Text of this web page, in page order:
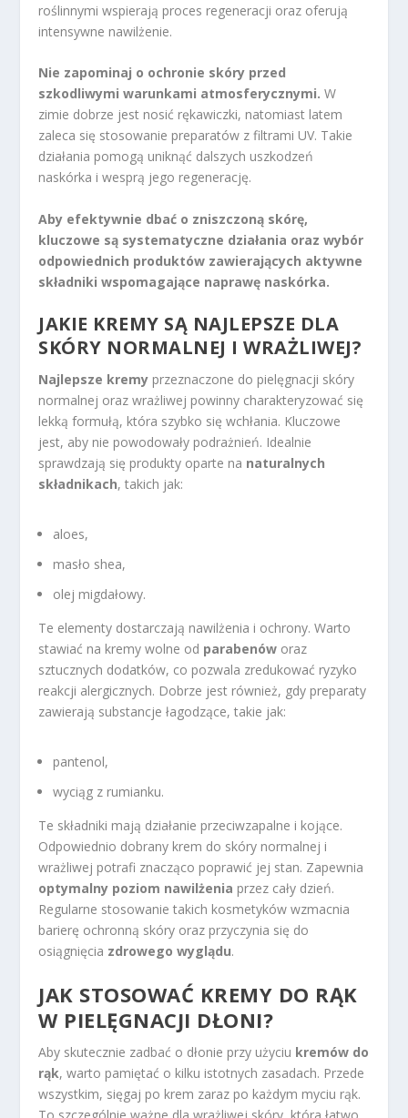
roślinnymi wspierają proces regeneracji oraz oferują
intensywne nawilżenie.
Nie zapominaj o ochronie skóry przed
szkodliwymi warunkami atmosferycznymi. W
zimie dobrze jest nosić rękawiczki, natomiast latem
zaleca się stosowanie preparatów z filtrami UV. Takie
działania pomogą uniknąć dalszych uszkodzeń
naskórka i wesprą jego regenerację.
Aby efektywnie dbać o zniszczoną skórę,
kluczowe są systematyczne działania oraz wybór
odpowiednich produktów zawierających aktywne
składniki wspomagające naprawę naskórka.
JAKIE KREMY SĄ NAJLEPSZE DLA
SKÓRY NORMALNEJ I WRAŻLIWEJ?
Najlepsze kremy przeznaczone do pielęgnacji skóry
normalnej oraz wrażliwej powinny charakteryzować się
lekką formułą, która szybko się wchłania. Kluczowe
jest, aby nie powodowały podrażnień. Idealnie
sprawdzają się produkty oparte na naturalnych
składnikach, takich jak:
aloes,
masło shea,
olej migdałowy.
Te elementy dostarczają nawilżenia i ochrony. Warto
stawiać na kremy wolne od parabenów oraz
sztucznych dodatków, co pozwala zredukować ryzyko
reakcji alergicznych. Dobrze jest również, gdy preparaty
zawierają substancje łagodzące, takie jak:
pantenol,
wyciąg z rumianku.
Te składniki mają działanie przeciwzapalne i kojące.
Odpowiednio dobrany krem do skóry normalnej i
wrażliwej potrafi znacząco poprawić jej stan. Zapewnia
optymalny poziom nawilżenia przez cały dzień.
Regularne stosowanie takich kosmetyków wzmacnia
barierę ochronną skóry oraz przyczynia się do
osiągnięcia zdrowego wyglądu.
JAK STOSOWAĆ KREMY DO RĄK
W PIELĘGNACJI DŁONI?
Aby skutecznie zadbać o dłonie przy użyciu kremów do
rąk, warto pamiętać o kilku istotnych zasadach. Przede
wszystkim, sięgaj po krem zaraz po każdym myciu rąk.